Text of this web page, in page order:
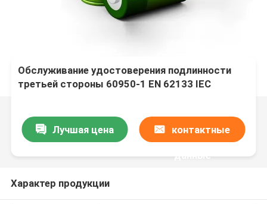
Обслуживание удостоверения подлинности
третьей стороны 60950-1 EN 62133 IEC
Лучшая цена
контактные
данные
Характер продукции